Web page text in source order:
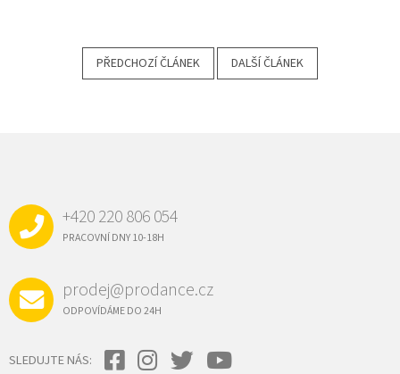
PŘEDCHOZÍ ČLÁNEK DALŠÍ ČLÁNEK
+420 220 806 054
PRACOVNÍ DNY 10-18H
prodej@prodance.cz
ODPOVÍDÁME DO 24H
SLEDUJTE NÁS: